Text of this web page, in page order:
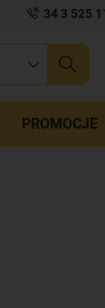
34 3 525
wyszukiwanie
PROMOCJE